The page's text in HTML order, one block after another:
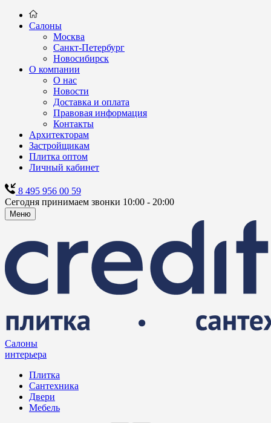
Салоны
Москва
Санкт-Петербург
Новосибирск
О компании
О нас
Новости
Доставка и оплата
Правовая информация
Контакты
Архитекторам
Застройщикам
Плитка оптом
Личный кабинет
8 495 956 00 59
Сегодня принимаем звонки 10:00 - 20:00
Меню
Салоны
интерьера
Плитка
Сантехника
Двери
Мебель